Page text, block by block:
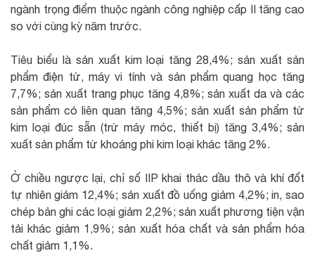
ngành trọng điểm thuộc ngành công nghiệp cấp II tăng cao
so với cùng kỳ năm trước.
Tiêu biểu là sản xuất kim loại tăng 28,4%; sản xuất sản
phẩm điện tử, máy vi tính và sản phẩm quang học tăng
7,7%; sản xuất trang phục tăng 4,8%; sản xuất da và các
sản phẩm có liên quan tăng 4,5%; sản xuất sản phẩm từ
kim loại đúc sẵn (trừ máy móc, thiết bị) tăng 3,4%; sản
xuất sản phẩm từ khoáng phi kim loại khác tăng 2%.
Ở chiều ngược lại, chỉ số IIP khai thác dầu thô và khí đốt
tự nhiên giảm 12,4%; sản xuất đồ uống giảm 4,2%; in, sao
chép bản ghi các loại giảm 2,2%; sản xuất phương tiện vận
tải khác giảm 1,9%; sản xuất hóa chất và sản phẩm hóa
chất giảm 1,1%.